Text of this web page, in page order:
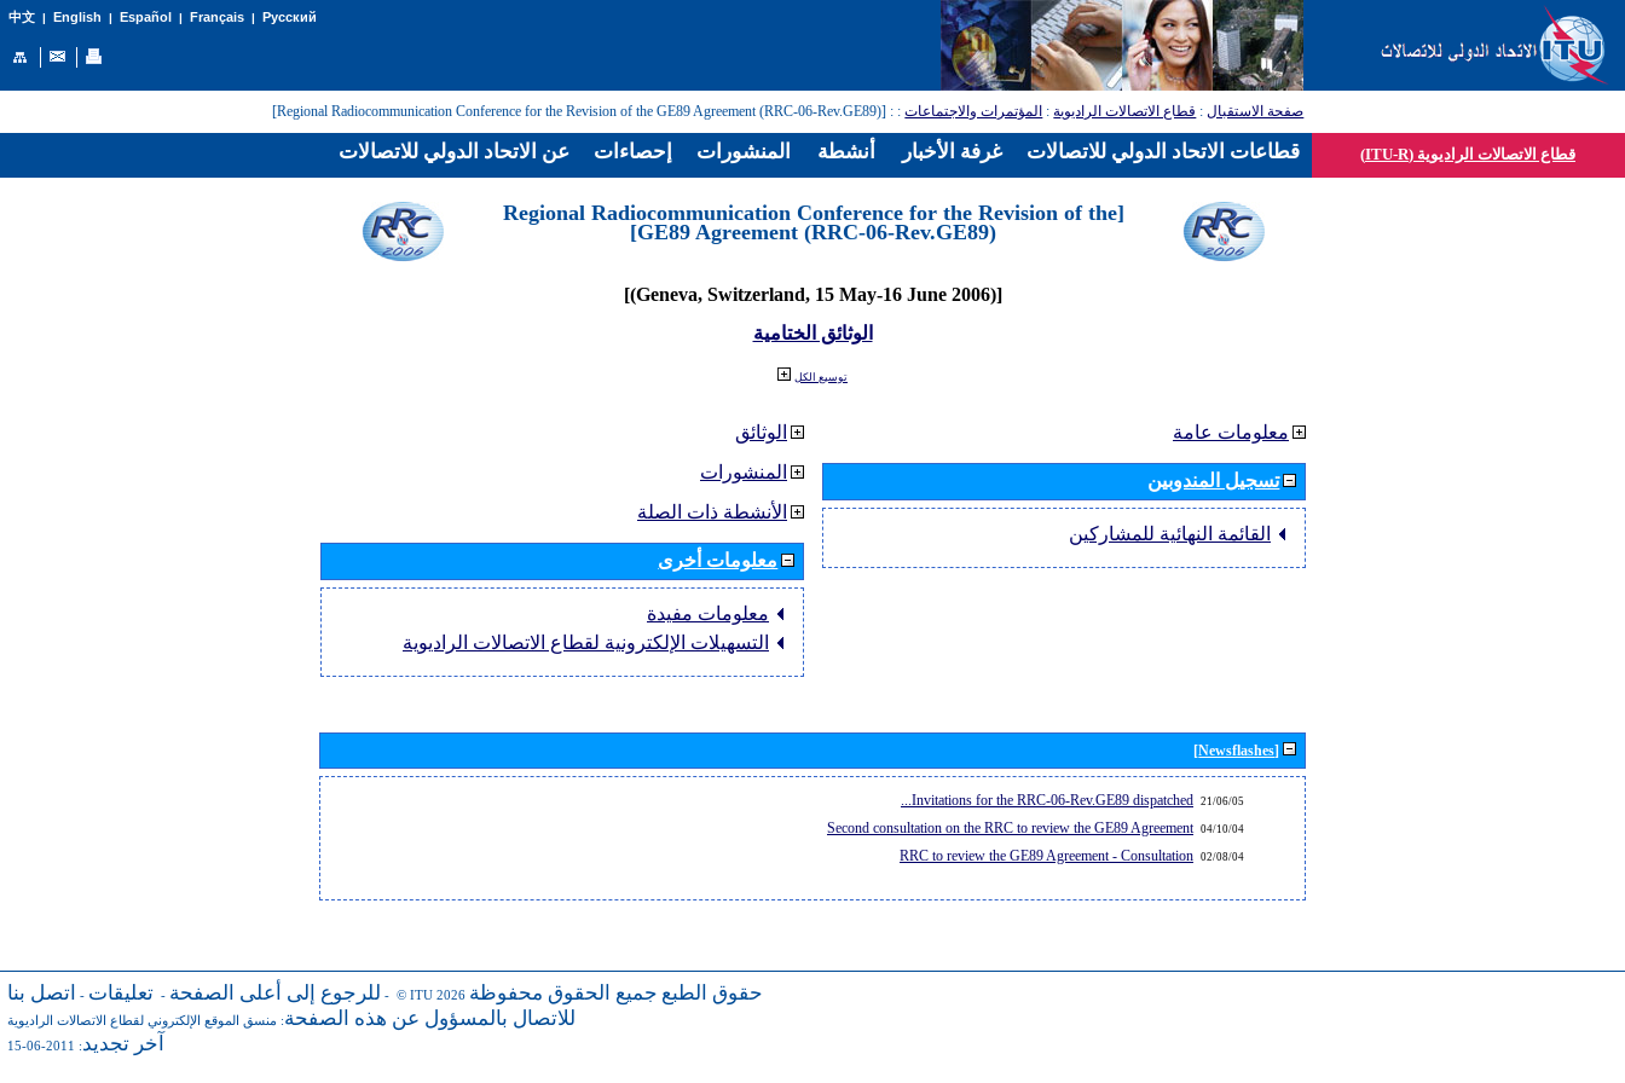
中文| English | Español | Français| Русский
صفحة الاستقبال: قطاع الاتصالات الراديوية: المؤتمرات والاجتماعات:
: [Regional Radiocommunication Conference for the Revision of the GE89 Agreement (RRC-06-Rev.GE89)]
قطاع الاتصالات الراديوية (ITU-R)
[Regional Radiocommunication Conference for the Revision of the
GE89 Agreement (RRC-06-Rev.GE89)]
[(Geneva, Switzerland, 15 May-16 June 2006)]
الوثائق الختامية
توسيع الكل
الوثائق
المنشورات
الأنشطة ذات الصلة
معلومات أخرى
معلومات مفيدة
التسهيلات الإلكترونية لقطاع الاتصالات الراديوية
معلومات عامة
تسجيل المندوبين
القائمة النهائية للمشاركين
[Newsflashes]
21/06/05
Invitations for the RRC-06-Rev.GE89 dispatched...
04/10/04
Second consultation on the RRC to review the GE89 Agreement
02/08/04
RRC to review the GE89 Agreement - Consultation
للرجوع إلى أعلى الصفحة - تعليقات - اتصل بنا - © ITU 2026 حقوق الطبع جميع الحقوق محفوظة
للاتصال بالمسؤول عن هذه الصفحة: منسق الموقع الإلكتروني لقطاع الاتصالات الراديوية
آخر تجديد: 2011-06-15
عن الاتحاد الدولي للاتصالات إحصاءات المنشورات أنشطة غرفة الأخبار قطاعات الاتحاد الدولي للاتصالات